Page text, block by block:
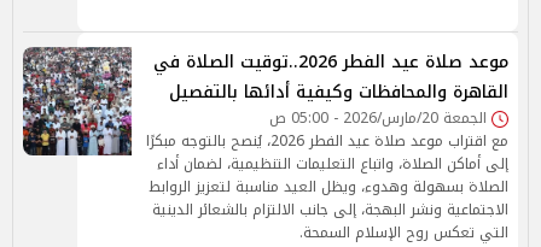
موعد صلاة عيد الفطر 2026..توقيت الصلاة في
القاهرة والمحافظات وكيفية أدائها بالتفصيل
الجمعة 20/مارس/2026 - 05:00 ص
مع اقتراب موعد صلاة عيد الفطر 2026، يُنصح بالتوجه مبكرًا
إلى أماكن الصلاة، واتباع التعليمات التنظيمية، لضمان أداء
الصلاة بسهولة وهدوء، ويظل العيد مناسبة لتعزيز الروابط
الاجتماعية ونشر البهجة، إلى جانب الالتزام بالشعائر الدينية
التي تعكس روح الإسلام السمحة.